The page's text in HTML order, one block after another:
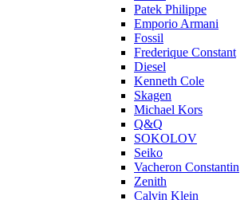
Patek Philippe
Emporio Armani
Fossil
Frederique Constant
Diesel
Kenneth Cole
Skagen
Michael Kors
Q&Q
SOKOLOV
Seiko
Vacheron Constantin
Zenith
Calvin Klein